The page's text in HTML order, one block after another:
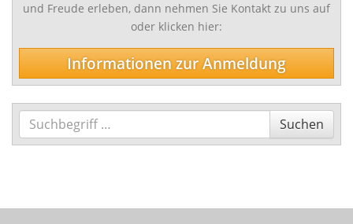
Talentförderung und Studienvorbereitende
Wettbewerbe
Tag des Tanzes
enviaM Musik aus Kommunen
und Freude erleben, dann nehmen Sie Kontakt zu uns auf
oder klicken hier:
Informationen zur Anmeldung
Suchen
Suchen